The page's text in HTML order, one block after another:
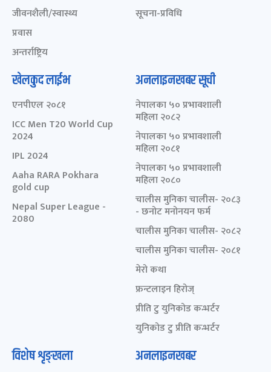
जीवनशैली/स्वास्थ्य
प्रवास
अन्तर्राष्ट्रिय
सूचना-प्रविधि
खेलकुद लाईभ
एनपीएल २०८१
ICC Men T20 World Cup
2024
IPL 2024
Aaha RARA Pokhara
gold cup
Nepal Super League -
2080
अनलाइनखबर सूची
नेपालका ५० प्रभावशाली
महिला २०८२
नेपालका ५० प्रभावशाली
महिला २०८१
नेपालका ५० प्रभावशाली
महिला २०८०
चालीस मुनिका चालीस- २०८३
- छनोट मनोनयन फर्म
चालीस मुनिका चालीस- २०८२
चालीस मुनिका चालीस- २०८१
मेरो कथा
फ्रन्टलाइन हिरोज्
प्रीति टु युनिकोड कन्भर्टर
युनिकोड टु प्रीति कन्भर्टर
विशेष शृङ्खला अनलाइनखबर